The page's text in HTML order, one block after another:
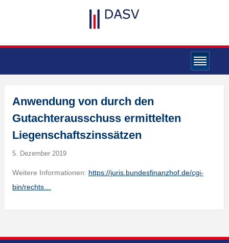
Anwendung von durch den
Gutachterausschuss ermittelten
Liegenschaftszinssätzen
5. Dezember 2019
Weitere Informationen: https://juris.bundesfinanzhof.de/cgi-
bin/rechts…